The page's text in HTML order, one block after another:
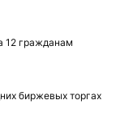
12 гражданам
биржевых торгах